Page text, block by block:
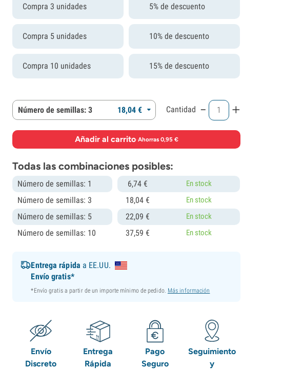
Compra 3 unidades 5% de descuento
Compra 5 unidades 10% de descuento
Compra 10 unidades 15% de descuento
Número de semillas: 3 18,04 € Cantidad - +
Añadir al carrito·Ahorras 0,95 €
Todas las combinaciones posibles:
Número de semillas: 1 6,74 € En stock
Número de semillas: 3 18,04 € En stock
Número de semillas: 5 22,09 € En stock
Número de semillas: 10 37,59 € En stock
Entrega rápida a EE.UU.
Envío gratis*
*Envío gratis a partir de un importe mínimo de pedido. Más información
Envío
Discreto
Entrega
Rápida
Pago
Seguro
Seguimiento
y